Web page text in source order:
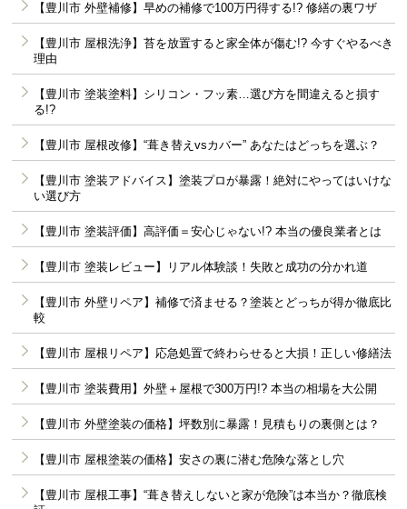
【豊川市 外壁補修】早めの補修で100万円得する!? 修繕の裏ワザ
【豊川市 屋根洗浄】苔を放置すると家全体が傷む!? 今すぐやるべき
理由
【豊川市 塗装塗料】シリコン・フッ素…選び方を間違えると損す
る!?
【豊川市 屋根改修】“葺き替えvsカバー” あなたはどっちを選ぶ？
【豊川市 塗装アドバイス】塗装プロが暴露！絶対にやってはいけな
い選び方
【豊川市 塗装評価】高評価＝安心じゃない!? 本当の優良業者とは
【豊川市 塗装レビュー】リアル体験談！失敗と成功の分かれ道
【豊川市 外壁リペア】補修で済ませる？塗装とどっちが得か徹底比
較
【豊川市 屋根リペア】応急処置で終わらせると大損！正しい修繕法
【豊川市 塗装費用】外壁＋屋根で300万円!? 本当の相場を大公開
【豊川市 外壁塗装の価格】坪数別に暴露！見積もりの裏側とは？
【豊川市 屋根塗装の価格】安さの裏に潜む危険な落とし穴
【豊川市 屋根工事】“葺き替えしないと家が危険”は本当か？徹底検